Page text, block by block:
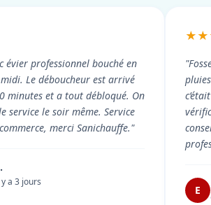
évier professionnel bouché en
Le déboucheur est arrivé
minutes et a tout débloqué. On
service le soir même. Service
merci Sanichauffe."
a 3 jours
E